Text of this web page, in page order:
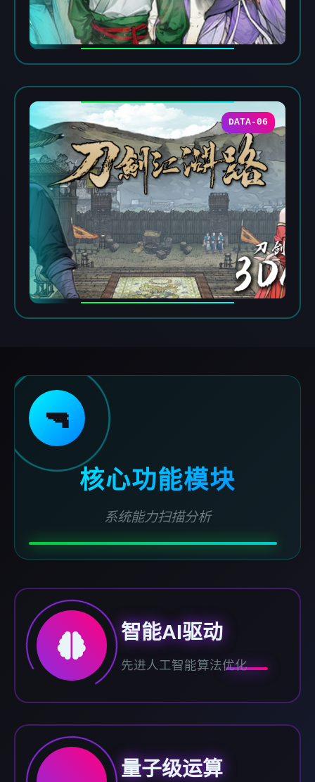
DATA-06
🔫
核心功能模块
系统能力扫描分析
智能AI驱动
先进人工智能算法优化
量子级运算